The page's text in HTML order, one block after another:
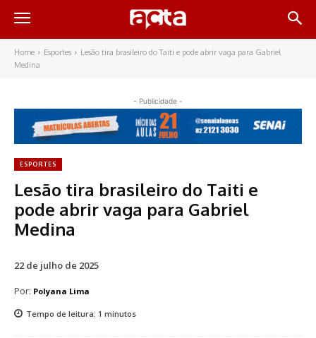
Home Esportes
Lesão tira brasileiro do Taiti e pode abrir vaga para Gabriel
Medina
- Publicidade -
ESPORTES
Lesão tira brasileiro do Taiti e
pode abrir vaga para Gabriel
Medina
22 de julho de 2025
Por: Polyana Lima
Tempo de leitura: 1 minutos